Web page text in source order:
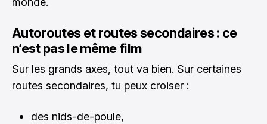
Autoroutes et routes secondaires : ce
n’est pas le même film
Sur les grands axes, tout va bien. Sur certaines
routes secondaires, tu peux croiser :
des nids-de-poule,